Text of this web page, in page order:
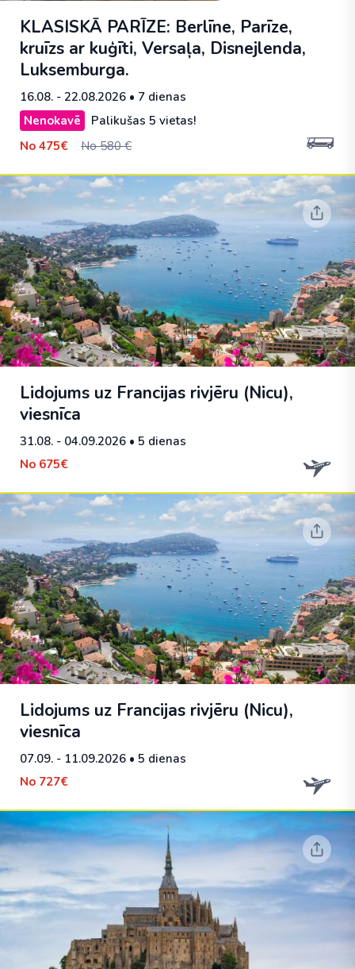
KLASISKĀ PARĪZE: Berlīne, Parīze,
kruīzs ar kuģīti, Versaļa, Disnejlenda,
Luksemburga.
16.08. - 22.08.2026 • 7 dienas
Nenokavē
Palikušas 5 vietas!
No 475€ No 580 €
Lidojums uz Francijas rivjēru (Nicu),
viesnīca
31.08. - 04.09.2026 • 5 dienas
No 675€
Lidojums uz Francijas rivjēru (Nicu),
viesnīca
07.09. - 11.09.2026 • 5 dienas
No 727€